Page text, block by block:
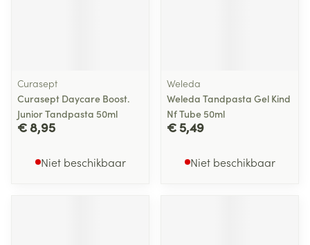
Curasept
Curasept Daycare Boost.
Junior Tandpasta 50ml
€ 8,95
Niet beschikbaar
Weleda
Weleda Tandpasta Gel Kind
Nf Tube 50ml
€ 5,49
Niet beschikbaar